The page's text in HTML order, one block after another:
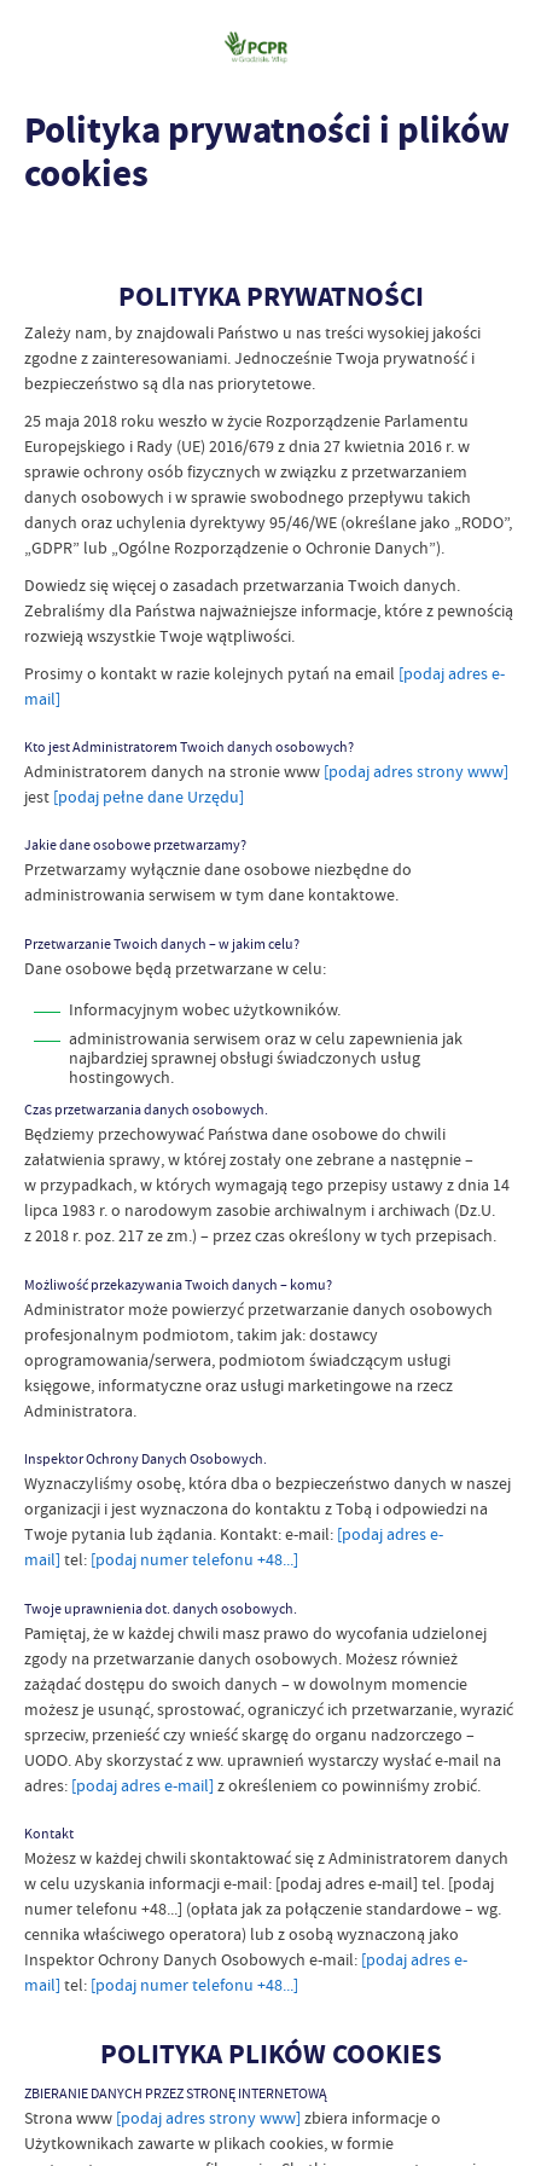
Polityka prywatności i plików
cookies
POLITYKA PRYWATNOŚCI
Zależy nam, by znajdowali Państwo u nas treści wysokiej jakości
zgodne z zainteresowaniami. Jednocześnie Twoja prywatność i
bezpieczeństwo są dla nas priorytetowe.
25 maja 2018 roku weszło w życie Rozporządzenie Parlamentu
Europejskiego i Rady (UE) 2016/679 z dnia 27 kwietnia 2016 r. w
sprawie ochrony osób fizycznych w związku z przetwarzaniem
danych osobowych i w sprawie swobodnego przepływu takich
danych oraz uchylenia dyrektywy 95/46/WE (określane jako „RODO”,
„GDPR” lub „Ogólne Rozporządzenie o Ochronie Danych”).
Dowiedz się więcej o zasadach przetwarzania Twoich danych.
Zebraliśmy dla Państwa najważniejsze informacje, które z pewnością
rozwieją wszystkie Twoje wątpliwości.
Prosimy o kontakt w razie kolejnych pytań na email [podaj adres e-
mail]
Kto jest Administratorem Twoich danych osobowych?
Administratorem danych na stronie www [podaj adres strony www]
jest [podaj pełne dane Urzędu]
Jakie dane osobowe przetwarzamy?
Przetwarzamy wyłącznie dane osobowe niezbędne do
administrowania serwisem w tym dane kontaktowe.
Przetwarzanie Twoich danych – w jakim celu?
Dane osobowe będą przetwarzane w celu:
Informacyjnym wobec użytkowników.
administrowania serwisem oraz w celu zapewnienia jak
najbardziej sprawnej obsługi świadczonych usług
hostingowych.
Czas przetwarzania danych osobowych.
Będziemy przechowywać Państwa dane osobowe do chwili
załatwienia sprawy, w której zostały one zebrane a następnie –
w przypadkach, w których wymagają tego przepisy ustawy z dnia 14
lipca 1983 r. o narodowym zasobie archiwalnym i archiwach (Dz.U.
z 2018 r. poz. 217 ze zm.) – przez czas określony w tych przepisach.
Możliwość przekazywania Twoich danych – komu?
Administrator może powierzyć przetwarzanie danych osobowych
profesjonalnym podmiotom, takim jak: dostawcy
oprogramowania/serwera, podmiotom świadczącym usługi
księgowe, informatyczne oraz usługi marketingowe na rzecz
Administratora.
Inspektor Ochrony Danych Osobowych.
Wyznaczyliśmy osobę, która dba o bezpieczeństwo danych w naszej
organizacji i jest wyznaczona do kontaktu z Tobą i odpowiedzi na
Twoje pytania lub żądania. Kontakt: e-mail: [podaj adres e-
mail] tel: [podaj numer telefonu +48...]
Twoje uprawnienia dot. danych osobowych.
Pamiętaj, że w każdej chwili masz prawo do wycofania udzielonej
zgody na przetwarzanie danych osobowych. Możesz również
zażądać dostępu do swoich danych – w dowolnym momencie
możesz je usunąć, sprostować, ograniczyć ich przetwarzanie, wyrazić
sprzeciw, przenieść czy wnieść skargę do organu nadzorczego –
UODO. Aby skorzystać z ww. uprawnień wystarczy wysłać e-mail na
adres: [podaj adres e-mail] z określeniem co powinniśmy zrobić.
Kontakt
Możesz w każdej chwili skontaktować się z Administratorem danych
w celu uzyskania informacji e-mail: [podaj adres e-mail] tel. [podaj
numer telefonu +48...] (opłata jak za połączenie standardowe – wg.
cennika właściwego operatora) lub z osobą wyznaczoną jako
Inspektor Ochrony Danych Osobowych e-mail: [podaj adres e-
mail] tel: [podaj numer telefonu +48...]
POLITYKA PLIKÓW COOKIES
ZBIERANIE DANYCH PRZEZ STRONĘ INTERNETOWĄ
Strona www [podaj adres strony www] zbiera informacje o
Użytkownikach zawarte w plikach cookies, w formie